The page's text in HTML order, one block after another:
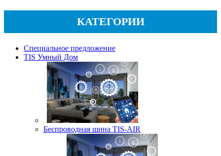
КАТЕГОРИИ
Специальное предложение
TIS Умный Дом
Беспроводная шина TIS-AIR